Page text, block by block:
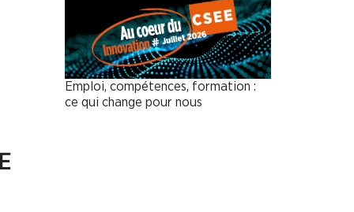
Emploi, compétences, formation :
ce qui change pour nous